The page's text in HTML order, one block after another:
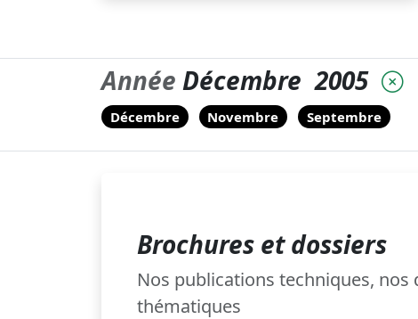
Année Décembre 2005
Décembre Novembre Septembre
Brochures et dossiers
Nos publications techniques, nos
thématiques